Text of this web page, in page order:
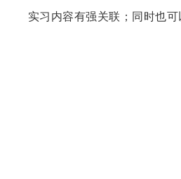
实习内容有强关联；同时也